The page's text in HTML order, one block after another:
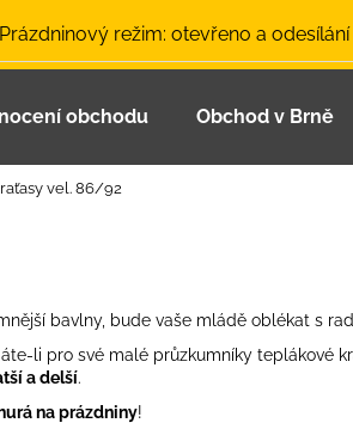
režim: otevřeno a
obchodu Obchod v Brně
vel. 86/92
bavlny, bude vaše mládě oblékat s
li pro své malé průzkumníky teplákové
a delší.
na prázdniny!
Co potřebujete najít?
Doporučujeme